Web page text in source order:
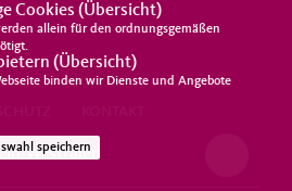
Westfalen
Cookies (Übersicht)
allein für den ordnungsgemäßen
(Übersicht)
binden wir Dienste und Angebote
speichern